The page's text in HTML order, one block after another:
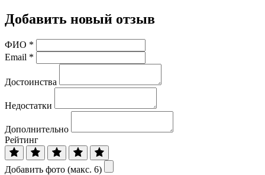
Добавить новый отзыв
ФИО *
Email *
Достоинства
Недостатки
Дополнительно
Рейтинг
Добавить фото (макс. 6)